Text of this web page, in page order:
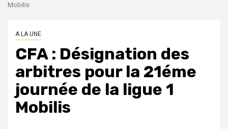
Mobilis
A LA UNE
CFA : Désignation des
arbitres pour la 21éme
journée de la ligue 1
Mobilis